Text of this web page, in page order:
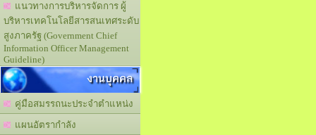
แนวทางการบริหารจัดการ ผู้
บริหารเทคโนโลยีสารสนเทศระดับ
สูงภาครัฐ (Government Chief
Information Officer Management
Guideline)
งานบุคคล
คู่มือสมรรถนะประจำตำแหน่ง
แผนอัตรากำลัง